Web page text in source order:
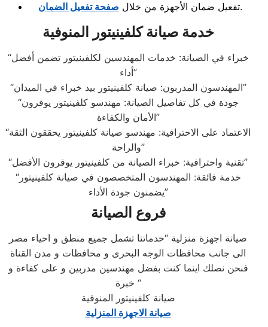
تفعيل ضمان الأجهزة من خلال صفحة تفعيل الضمان .
خدمة صيانة كلفينيتور المنوفية
“خبراء في الصيانة: خدمات المهندسين لكلفينيتور تضمن أفضل
أداء”
“المهندسون المدربون: صيانة كلفينيتور بيد خبراء في الميدان”
“جودة في كل تفاصيل الصيانة: مهندسو كلفينيتور يوفرون
الأمان والكفاءة”
“الاعتماد على الاحترافية: مهندسو صيانة كلفينيتور يحققون الثقة
والراحة”
“تقنية واحترافية: خبراء الصيانة من كلفينيتور يوفرون الأفضل”
“خدمة فائقة: المهندسون المتخصصون في صيانة كلفينيتور
يضمنون جودة الأداء”
فروع الصيانة
صيانة اجهزة منزلية “خدماتنا تشمل جميع منطق و احياء مصر
الى جانب محافظات الوجه البحرى و محافظات و مدن القناة
فنحن نصلك اينما كنت بفضل مهندسين مدربين و على كفاءة و
خبرة “
صيانة كلفينيتور المنوفية
صيانة الاجهزة المنزلية